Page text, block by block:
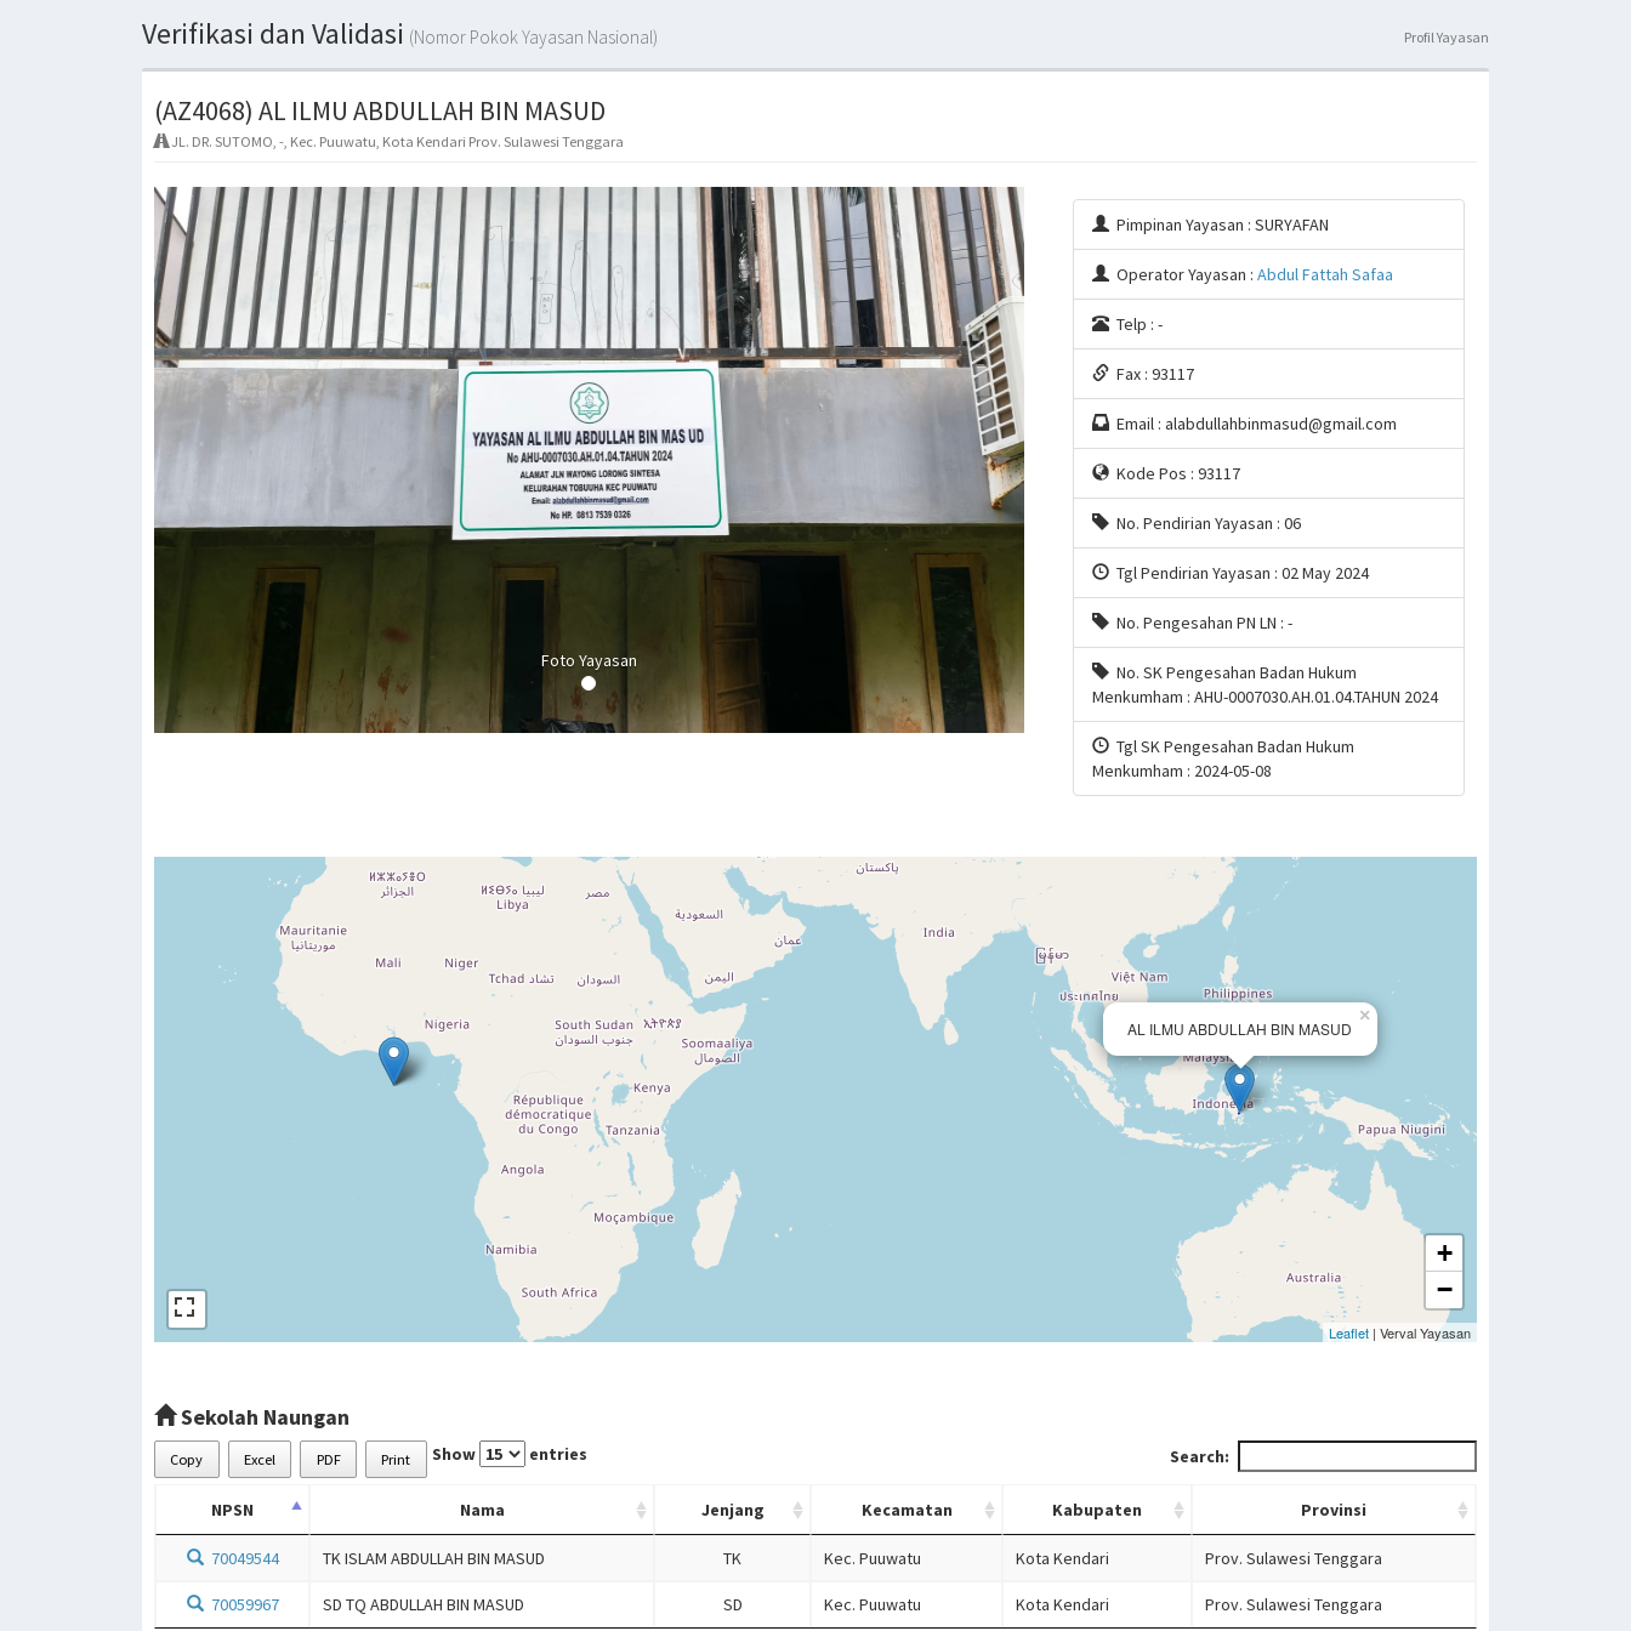
Verifikasi dan Validasi (Nomor Pokok Yayasan Nasional) Profil Yayasan
(AZ4068) AL ILMU ABDULLAH BIN MASUD
JL. DR. SUTOMO, -, Kec. Puuwatu, Kota Kendari Prov. Sulawesi Tenggara
Foto Yayasan
Pimpinan Yayasan : SURYAFAN
Operator Yayasan : Abdul Fattah Safaa
Telp : -
Fax : 93117
Email : alabdullahbinmasud@gmail.com
Kode Pos : 93117
No. Pendirian Yayasan : 06
Tgl Pendirian Yayasan : 02 May 2024
No. Pengesahan PN LN : -
No. SK Pengesahan Badan Hukum
Menkumham : AHU-0007030.AH.01.04.TAHUN 2024
Tgl SK Pengesahan Badan Hukum
Menkumham : 2024-05-08
AL ILMU ABDULLAH BIN MASUD
×
+
−
Leaflet | Verval Yayasan
Sekolah Naungan
Copy Excel PDF Print Show entries Search:
NPSN Nama Jenjang Kecamatan Kabupaten Provinsi
70049544 TK ISLAM ABDULLAH BIN MASUD TK Kec. Puuwatu Kota Kendari Prov. Sulawesi Tenggara
70059967 SD TQ ABDULLAH BIN MASUD SD Kec. Puuwatu Kota Kendari Prov. Sulawesi Tenggara